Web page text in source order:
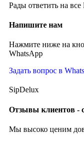
Рады ответить на
Напишите нам
Нажмите ниже на
WhatsApp
Задать вопрос в
SipDelux
Отзывы клиентов -
Мы высоко ценим